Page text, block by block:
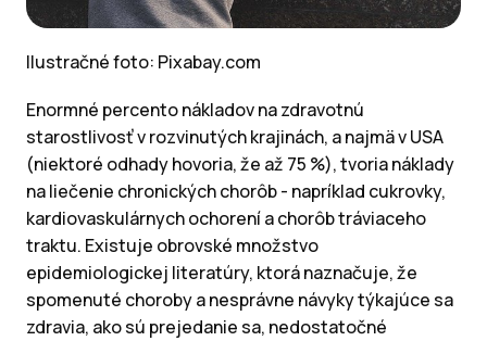
Ilustračné foto: Pixabay.com
Enormné percento nákladov na zdravotnú
starostlivosť v rozvinutých krajinách, a najmä v USA
(niektoré odhady hovoria, že až 75 %), tvoria náklady
na liečenie chronických chorôb - napríklad cukrovky,
kardiovaskulárnych ochorení a chorôb tráviaceho
traktu. Existuje obrovské množstvo
epidemiologickej literatúry, ktorá naznačuje, že
spomenuté choroby a nesprávne návyky týkajúce sa
zdravia, ako sú prejedanie sa, nedostatočné